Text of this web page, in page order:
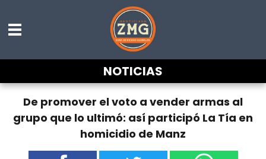
NOTICIAS
De promover el voto a vender armas al
grupo que lo ultimó: así participó La Tía en
homicidio de Manz